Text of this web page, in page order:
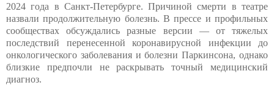
2024 года в Санкт-Петербурге. Причиной смерти в театре
назвали продолжительную болезнь. В прессе и профильных
сообществах обсуждались разные версии — от тяжелых
последствий перенесенной коронавирусной инфекции до
онкологического заболевания и болезни Паркинсона, однако
близкие предпочли не раскрывать точный медицинский
диагноз.